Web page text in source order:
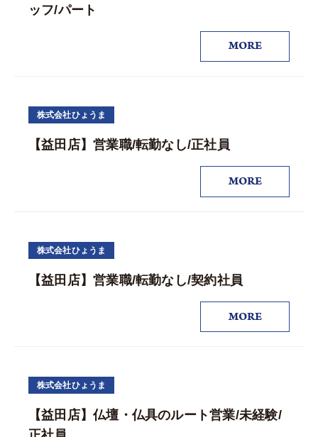
ッフ/パート
MORE
株式会社ひょうま
【益田店】営業職/転勤なし/正社員
MORE
株式会社ひょうま
【益田店】営業職/転勤なし/契約社員
MORE
株式会社ひょうま
【益田店】仏壇・仏具のルート営業/未経験/